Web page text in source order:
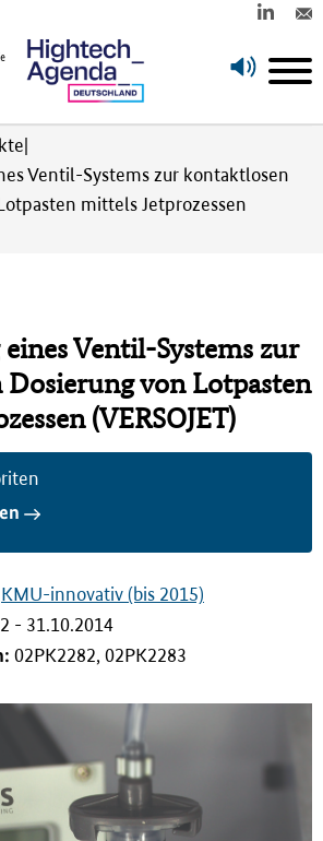
Ventil-Systems zur kontaktlosen
mittels Jetprozessen
Ventil-Systems zur
von Lotpasten
(VERSOJET)
KMU-innovativ (bis 2015)
- 31.10.2014
02PK2282, 02PK2283